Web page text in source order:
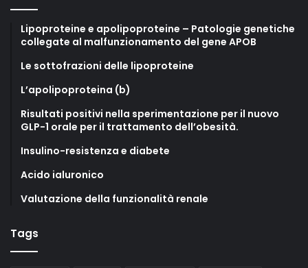
Lipoproteine e apolipoproteine – Patologie genetiche
collegate al malfunzionamento del gene APOB
Le sottofrazioni delle lipoproteine
L’apolipoproteina (b)
Risultati positivi nella sperimentazione per il nuovo
GLP-1 orale per il trattamento dell’obesità.
Insulino-resistenza e diabete
Acido ialuronico
Valutazione della funzionalità renale
Tags